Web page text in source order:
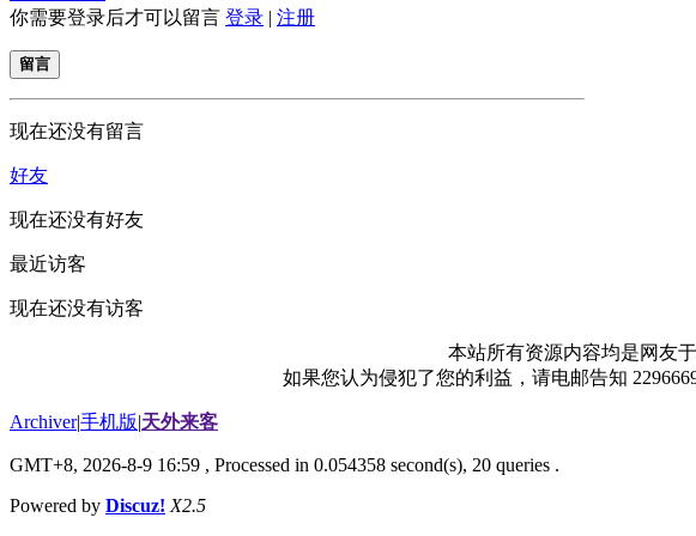
你需要登录后才可以留言 登录 | 注册
留言
现在还没有留言
好友
现在还没有好友
最近访客
现在还没有访客
本站所有资源内容均是网友
如果您认为侵犯了您的利益，请电邮告知
Archiver|手机版|天外来客
GMT+8, 2026-8-9 16:59 , Processed in 0.054358 second(s), 20 queries .
Powered by Discuz! X2.5